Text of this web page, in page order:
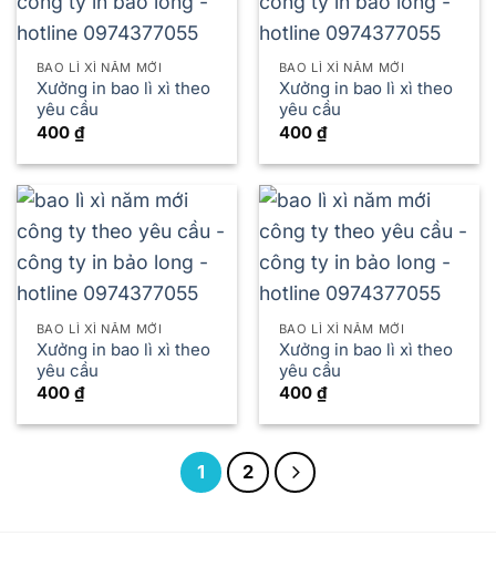
BAO LÌ XÌ NĂM MỚI
Xưởng in bao lì xì theo
yêu cầu
400 ₫
BAO LÌ XÌ NĂM MỚI
Xưởng in bao lì xì theo
yêu cầu
400 ₫
BAO LÌ XÌ NĂM MỚI
Xưởng in bao lì xì theo
yêu cầu
400 ₫
BAO LÌ XÌ NĂM MỚI
Xưởng in bao lì xì theo
yêu cầu
400 ₫
1 2